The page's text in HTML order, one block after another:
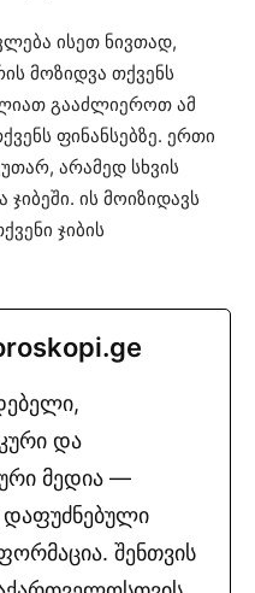
ისეთ ნივთად,
მოზიდვა თქვენს
გააძლიეროთ ამ
ფინანსებზე. ერთი
არამედ სხვის
ის მოიზიდავს
ჯიბის
და
მედია —
დაფუძნებული
შენთვის